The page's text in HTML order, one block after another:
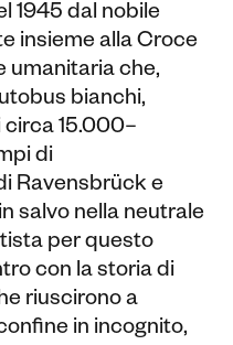
1945 dal nobile
insieme alla Croce
umanitaria che,
bianchi,
circa 15.000–
di
Ravensbrück e
salvo nella neutrale
per questo
con la storia di
riuscirono a
in incognito,